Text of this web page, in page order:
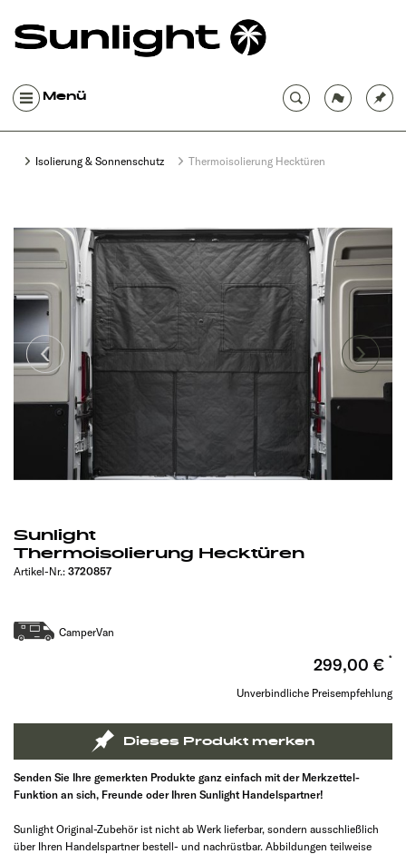
Menü
Isolierung & Sonnenschutz Thermoisolierung Hecktüren
Sunlight
Thermoisolierung Hecktüren
Artikel-Nr.: 3720857
CamperVan
299,00 €
Unverbindliche Preisempfehlung
Dieses Produkt merken
Senden Sie Ihre gemerkten Produkte ganz einfach mit der Merkzettel-
Funktion an sich, Freunde oder Ihren Sunlight Handelspartner!
Sunlight Original-Zubehör ist nicht ab Werk lieferbar, sondern ausschließlich
über Ihren Handelspartner bestell- und nachrüstbar. Abbildungen teilweise